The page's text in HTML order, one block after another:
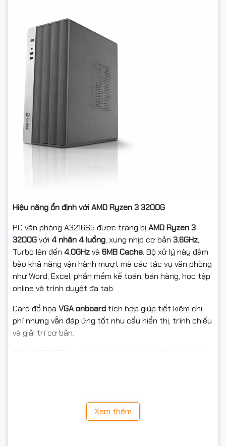
Hiệu năng ổn định với AMD Ryzen 3 3200G
PC văn phòng A3216S5 được trang bị AMD Ryzen 3
3200Gvới 4 nhân 4 luồng, xung nhịp cơ bản 3.6GHz,
Turbo lên đến 4.0GHzvà 6MB Cache. Bộ xử lý này đảm
bảo khả năng vận hành mượt mà các tác vụ văn phòng
như Word, Excel, phần mềm kế toán, bán hàng, học tập
online và trình duyệt đa tab.
Card đồ họa VGA onboard tích hợp giúp tiết kiệm chi
phí nhưng vẫn đáp ứng tốt nhu cầu hiển thị, trình chiếu
và giải trí cơ bản.
hỗ trợ2 khe RAM
, phù hợp cho người dùng có kế hoạch mở rộng
Xem thêm